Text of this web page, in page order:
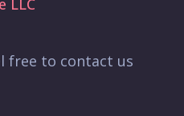
free to contact us